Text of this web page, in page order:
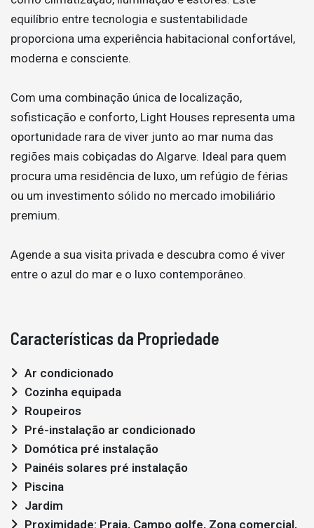
equilíbrio entre tecnologia e sustentabilidade
proporciona uma experiência habitacional confortável,
moderna e consciente.
Com uma combinação única de localização,
sofisticação e conforto, Light Houses representa uma
oportunidade rara de viver junto ao mar numa das
regiões mais cobiçadas do Algarve. Ideal para quem
procura uma residência de luxo, um refúgio de férias
ou um investimento sólido no mercado imobiliário
premium.
Agende a sua visita privada e descubra como é viver
entre o azul do mar e o luxo contemporâneo.
Características da Propriedade
Ar condicionado
Cozinha equipada
Roupeiros
Pré-instalação ar condicionado
Domótica pré instalação
Painéis solares pré instalação
Piscina
Jardim